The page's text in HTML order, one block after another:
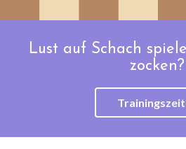
Lust auf Schach
zocken?